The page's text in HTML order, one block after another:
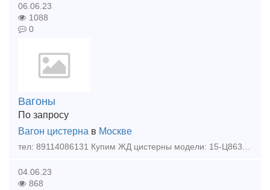
06.06.23
1088
0
Вагоны
По запросу
Вагон цистерна в Москве
тел: 89114086131 Купим ЖД цистерны модели: 15-Ц863, 15-011. 15-021. 15-031. 15-156-02. 15-1443. 15-011-98. 15-021. 15-1443. 15-021. 15-1427. 15-1566. 15-1210. 15-1566. 15-031-97. 15
04.06.23
868